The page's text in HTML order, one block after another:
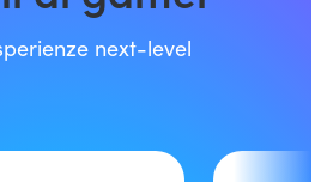
next-level